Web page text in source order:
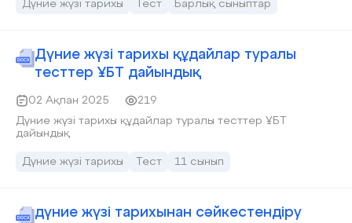
Дүние жүзі тарихы Тест Барлық сыныптар
Дүние жүзі тарихы құдайлар туралы
тесттер ҰБТ дайындық
02 Ақпан 2025
219
Дүние жүзі тарихы құдайлар туралы тесттер ҰБТ
дайындық
Дүние жүзі тарихы Тест 11 сынып
дүние жүзі тарихынан сәйкестендіру